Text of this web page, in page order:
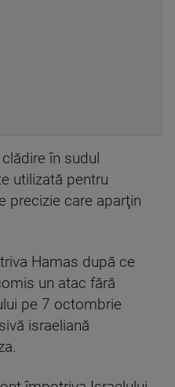
în sudul
utilizată pentru
precizie care aparţin
Hamas după ce
un atac fără
pe 7 octombrie
israeliană